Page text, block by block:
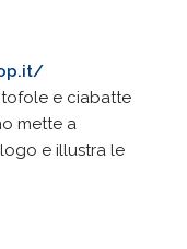
e ciabatte
mette a
e illustra le